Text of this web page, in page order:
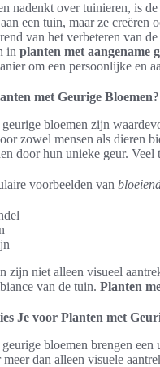
nadenkt over tuinieren, is
een tuin, maar ze creëren
van het verbeteren van
in planten met aangename
om een persoonlijke en
met Geurige Bloemen?
bloemen zijn
zowel mensen als dieren
door hun unieke geur.
voorbeelden van
zijn niet alleen visueel
van de tuin. Planten
Je voor Planten met
bloemen brengen
meer dan alleen visuele